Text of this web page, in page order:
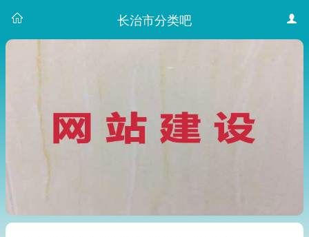
长治市分类吧